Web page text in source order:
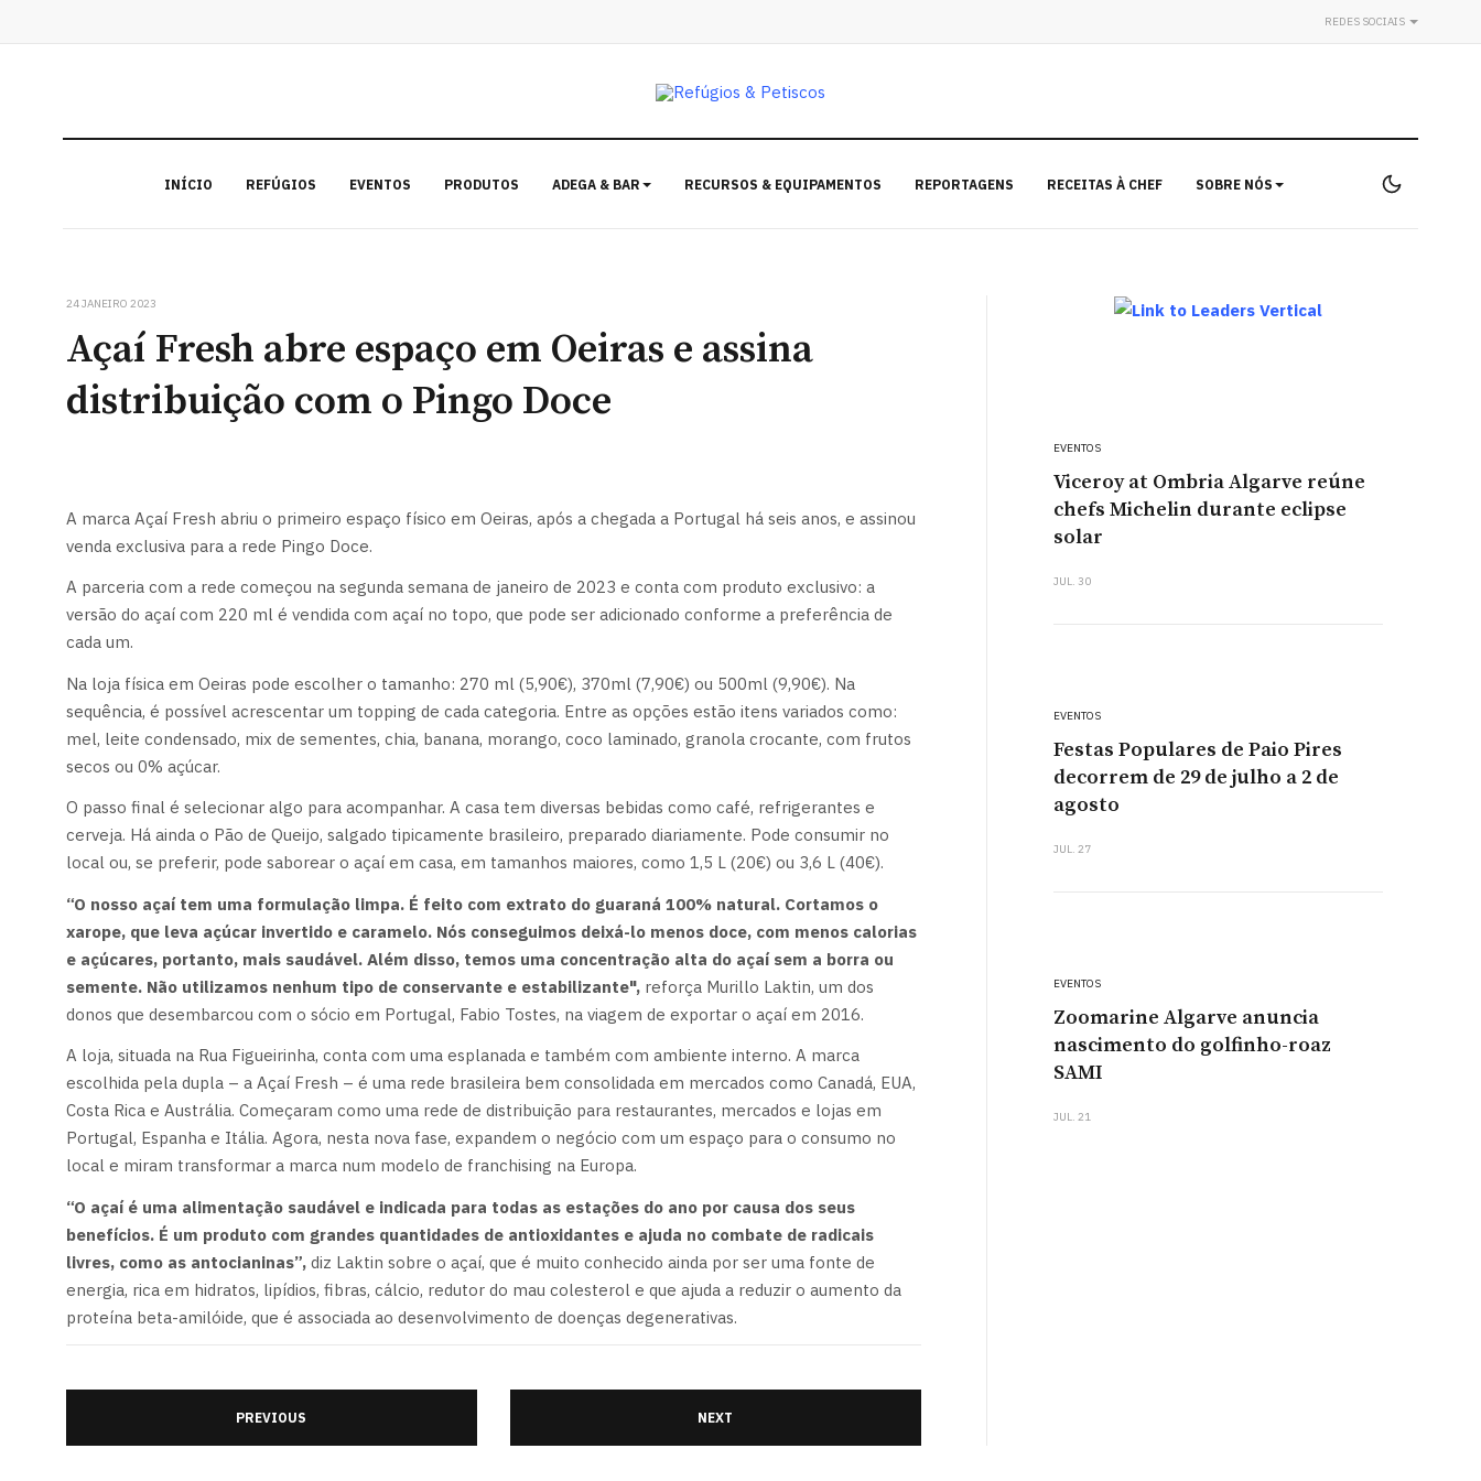
REDES SOCIAIS
INÍCIO REFÚGIOS EVENTOS PRODUTOS ADEGA & BAR RECURSOS & EQUIPAMENTOS REPORTAGENS RECEITAS À CHEF SOBRE NÓS
24 JANEIRO 2023
Açaí Fresh abre espaço em Oeiras e assina
distribuição com o Pingo Doce
A marca Açaí Fresh abriu o primeiro espaço físico em Oeiras, após a chegada a Portugal há seis anos, e assinou
venda exclusiva para a rede Pingo Doce.
A parceria com a rede começou na segunda semana de janeiro de 2023 e conta com produto exclusivo: a
versão do açaí com 220 ml é vendida com açaí no topo, que pode ser adicionado conforme a preferência de
cada um.
Na loja física em Oeiras pode escolher o tamanho: 270 ml (5,90€), 370ml (7,90€) ou 500ml (9,90€). Na
sequência, é possível acrescentar um topping de cada categoria. Entre as opções estão itens variados como:
mel, leite condensado, mix de sementes, chia, banana, morango, coco laminado, granola crocante, com frutos
secos ou 0% açúcar.
O passo final é selecionar algo para acompanhar. A casa tem diversas bebidas como café, refrigerantes e
cerveja. Há ainda o Pão de Queijo, salgado tipicamente brasileiro, preparado diariamente. Pode consumir no
local ou, se preferir, pode saborear o açaí em casa, em tamanhos maiores, como 1,5 L (20€) ou 3,6 L (40€).
“O nosso açaí tem uma formulação limpa. É feito com extrato do guaraná 100% natural. Cortamos o
xarope, que leva açúcar invertido e caramelo. Nós conseguimos deixá-lo menos doce, com menos calorias
e açúcares, portanto, mais saudável. Além disso, temos uma concentração alta do açaí sem a borra ou
semente. Não utilizamos nenhum tipo de conservante e estabilizante", reforça Murillo Laktin, um dos
donos que desembarcou com o sócio em Portugal, Fabio Tostes, na viagem de exportar o açaí em 2016.
A loja, situada na Rua Figueirinha, conta com uma esplanada e também com ambiente interno. A marca
escolhida pela dupla – a Açaí Fresh – é uma rede brasileira bem consolidada em mercados como Canadá, EUA,
Costa Rica e Austrália. Começaram como uma rede de distribuição para restaurantes, mercados e lojas em
Portugal, Espanha e Itália. Agora, nesta nova fase, expandem o negócio com um espaço para o consumo no
local e miram transformar a marca num modelo de franchising na Europa.
“O açaí é uma alimentação saudável e indicada para todas as estações do ano por causa dos seus
benefícios. É um produto com grandes quantidades de antioxidantes e ajuda no combate de radicais
livres, como as antocianinas”, diz Laktin sobre o açaí, que é muito conhecido ainda por ser uma fonte de
energia, rica em hidratos, lipídios, fibras, cálcio, redutor do mau colesterol e que ajuda a reduzir o aumento da
proteína beta-amilóide, que é associada ao desenvolvimento de doenças degenerativas.
PREVIOUS NEXT
EVENTOS
Viceroy at Ombria Algarve reúne
chefs Michelin durante eclipse
solar
JUL. 30
EVENTOS
Festas Populares de Paio Pires
decorrem de 29 de julho a 2 de
agosto
JUL. 27
EVENTOS
Zoomarine Algarve anuncia
nascimento do golfinho-roaz
SAMI
JUL. 21